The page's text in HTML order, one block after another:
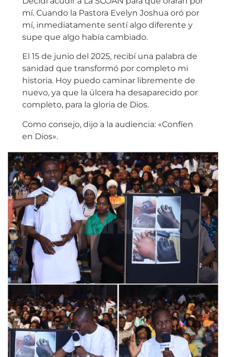
mí. Cuando la Pastora Evelyn Joshua oró por
mí, inmediatamente sentí algo diferente y
supe que algo había cambiado.
El 15 de junio del 2025, recibí una palabra de
sanidad que transformó por completo mi
historia. Hoy puedo caminar libremente de
nuevo, ya que la úlcera ha desaparecido por
completo, para la gloria de Dios.
Como consejo, dijo a la audiencia: «Confíen
en Dios».